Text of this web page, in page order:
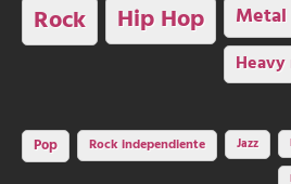
Rock Hip Hop Metal
Pop Rock independiente Jazz